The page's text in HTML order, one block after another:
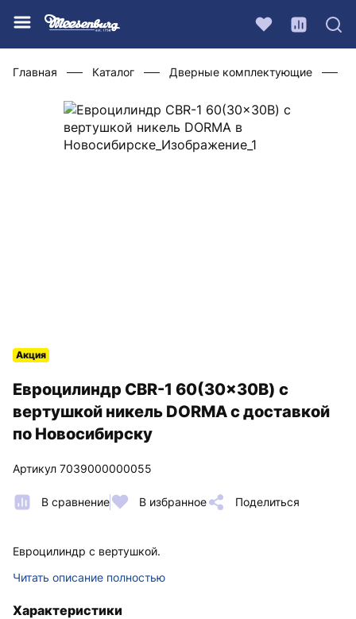
Главная Каталог Дверные комплектующие
Евроцилиндр CBR-1 60(30x30В) с
вертушкой никель DORMA с доставкой
по Новосибирску
Артикул 7039000000055
В сравнение В избранное Поделиться
Акция
Евроцилиндр с вертушкой.
Читать описание полностью
Характеристики